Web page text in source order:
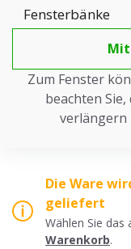
Fensterbänke
Zum Fenster
beachten
verlängern
Die Ware
geliefert
Wählen Sie
Warenkorb.